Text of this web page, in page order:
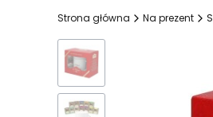
Strona główna Na prezent